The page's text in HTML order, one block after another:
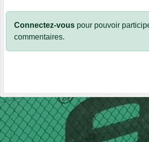
Connectez-vous pour pouvoir
commentaires.